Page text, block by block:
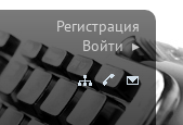
Регистрация
Войти ▸